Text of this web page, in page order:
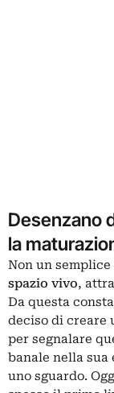
Desenzano
la
Non un
spazio vivo,
Da questa
deciso di creare
per segnalare
banale nella sua
uno sguardo.